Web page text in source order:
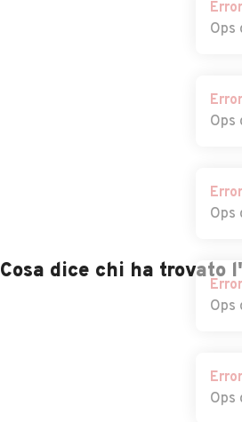
Cosa dice chi ha trovato
Error
Ops
Error
Ops
Error
Ops
Error
Ops
Error
Ops